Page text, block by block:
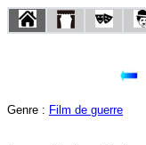
Genre : Film de guerre